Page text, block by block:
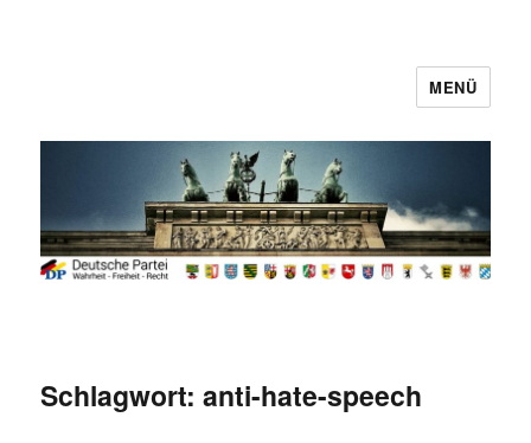
MENÜ
Schlagwort:anti-hate-speech